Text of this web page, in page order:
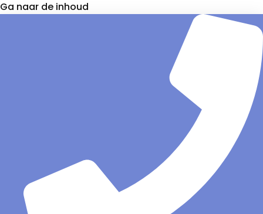
Ga naar de inhoud